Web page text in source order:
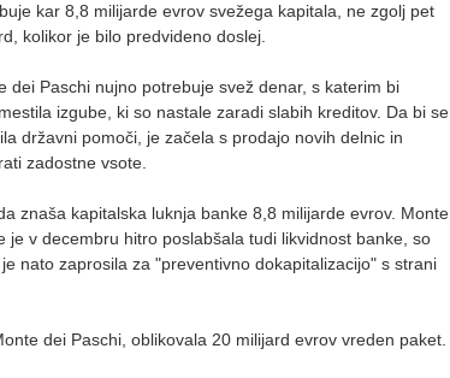
kar 8,8 milijarde evrov svežega kapitala, ne zgolj pet
kolikor je bilo predvideno doslej.
dei Paschi nujno potrebuje svež denar, s katerim bi
izgube, ki so nastale zaradi slabih kreditov. Da bi se
državni pomoči, je začela s prodajo novih delnic in
zadostne vsote.
znaša kapitalska luknja banke 8,8 milijarde evrov. Monte
v decembru hitro poslabšala tudi likvidnost banke, so
nato zaprosila za "preventivno dokapitalizacijo" s strani
dei Paschi, oblikovala 20 milijard evrov vreden paket.